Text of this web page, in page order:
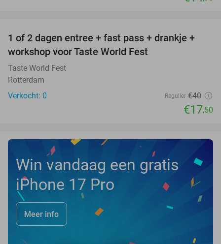
56%
TODAY
1 of 2 dagen entree + fast pass + drankje +
workshop voor Taste World Fest
Taste World Fest
Rotterdam
Verkocht: 0
Regulier €40
€17,50
Win vandaag een gratis
iPhone 17 Pro
Meer info